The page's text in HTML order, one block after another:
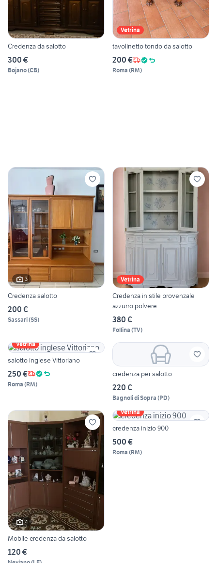
Credenza da salotto
300 €
Bojano(CB)
Vetrina
tavolinetto tondo da salotto
200 €
Roma (RM)
3
Credenza salotto
200 €
Sassari(SS)
Vetrina
Credenza in stile provenzale
azzurro polvere
380 €
Follina (TV)
Vetrina
salotto inglese Vittoriano
250 €
Roma (RM)
credenza per salotto
220 €
Bagnoli di Sopra (PD)
4
Mobile credenza da salotto
120 €
Vetrina
credenza inizio 900
500 €
Roma (RM)